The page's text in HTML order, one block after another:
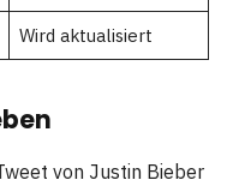
Wird aktualisiert
von Justin Bieber